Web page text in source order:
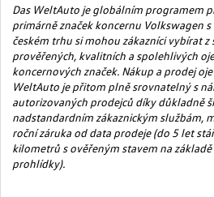
Das WeltAuto jeglobálním programem
primárněznačekkoncernu Volkswagen s
českém trhu si mohou zákaznícivybírat z
prověřených, kvalitních a spolehlivých
koncernových značek. Nákup a prodej
WeltAuto je přitom plně srovnatelný s
autorizovaných prodejců díky důkladně
nadstandardním zákaznickým službám,
roční záruka od data prodeje(do 5 let
kilometrů s ověřeným stavem na
prohlídky).